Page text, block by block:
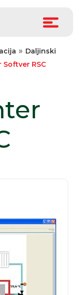
» Daljinski
Softver RSC